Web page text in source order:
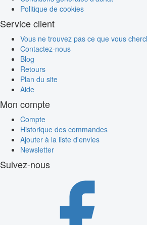
Politique de cookies
Service client
Vous ne trouvez pas ce que vous
Contactez-nous
Blog
Retours
Plan du site
Aide
Mon compte
Compte
Historique des commandes
Ajouter à la liste d'envies
Newsletter
Suivez-nous